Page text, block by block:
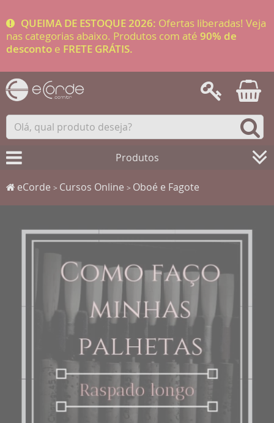
QUEIMA DE ESTOQUE 2026: Ofertas liberadas! Veja
nas categorias abaixo. Produtos com até 90% de
desconto e FRETE GRÁTIS.
Produtos
eCorde > Cursos Online > Oboé e Fagote